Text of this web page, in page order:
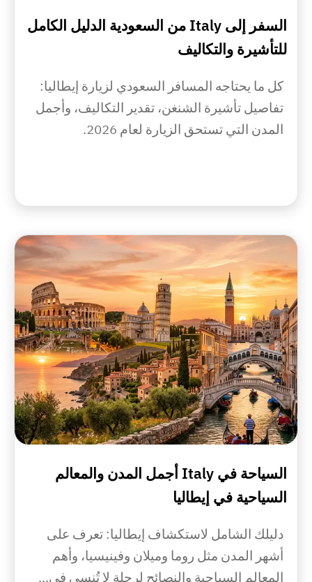
السفر إلى Italy من السعودية الدليل الكامل
للتأشيرة والتكاليف
كل ما يحتاجه المسافر السعودي لزيارة إيطاليا:
تفاصيل تأشيرة الشنغن، تقدير التكاليف، وأجمل
المدن التي تستحق الزيارة لعام 2026.
السياحة في Italy أجمل المدن والمعالم
السياحية في إيطاليا
دليلك الشامل لاستكشاف إيطاليا: تعرف على
أشهر المدن مثل روما وميلان وفينيسيا، وأهم
المعالم السياحية والنصائح لرحلة لا تُنسى في...